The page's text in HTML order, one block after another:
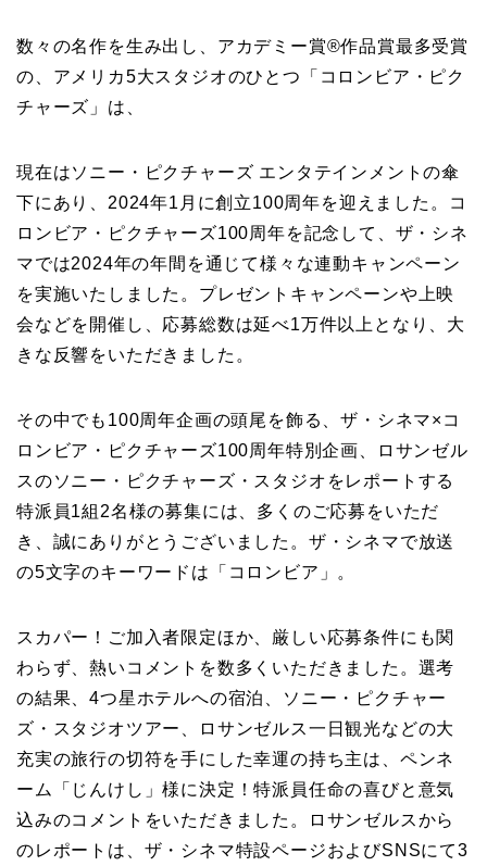
数々の名作を生み出し、アカデミー賞®作品賞最多受賞
の、アメリカ5大スタジオのひとつ「コロンビア・ピク
チャーズ」は、
現在はソニー・ピクチャーズ エンタテインメントの傘
下にあり、2024年1月に創立100周年を迎えました。コ
ロンビア・ピクチャーズ100周年を記念して、ザ・シネ
マでは2024年の年間を通じて様々な連動キャンペーン
を実施いたしました。プレゼントキャンペーンや上映
会などを開催し、応募総数は延べ1万件以上となり、大
きな反響をいただきました。
その中でも100周年企画の頭尾を飾る、ザ・シネマ×コ
ロンビア・ピクチャーズ100周年特別企画、ロサンゼル
スのソニー・ピクチャーズ・スタジオをレポートする
特派員1組2名様の募集には、多くのご応募をいただ
き、誠にありがとうございました。ザ・シネマで放送
の5文字のキーワードは「コロンビア」。
スカパー！ご加入者限定ほか、厳しい応募条件にも関
わらず、熱いコメントを数多くいただきました。選考
の結果、4つ星ホテルへの宿泊、ソニー・ピクチャー
ズ・スタジオツアー、ロサンゼルス一日観光などの大
充実の旅行の切符を手にした幸運の持ち主は、ペンネ
ーム「じんけし」様に決定！特派員任命の喜びと意気
込みのコメントをいただきました。ロサンゼルスから
のレポートは、ザ・シネマ特設ページおよびSNSにて3